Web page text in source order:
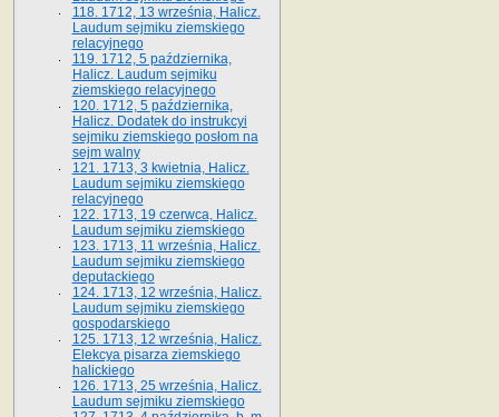
118. 1712, 13 września, Halicz.
Laudum sejmiku ziemskiego
relacyjnego
119. 1712, 5 października,
Halicz. Laudum sejmiku
ziemskiego relacyjnego
120. 1712, 5 października,
Halicz. Dodatek do instrukcyi
sejmiku ziemskiego posłom na
sejm walny
121. 1713, 3 kwietnia, Halicz.
Laudum sejmiku ziemskiego
relacyjnego
122. 1713, 19 czerwca, Halicz.
Laudum sejmiku ziemskiego
123. 1713, 11 września, Halicz.
Laudum sejmiku ziemskiego
deputackiego
124. 1713, 12 września, Halicz.
Laudum sejmiku ziemskiego
gospodarskiego
125. 1713, 12 września, Halicz.
Elekcya pisarza ziemskiego
halickiego
126. 1713, 25 września, Halicz.
Laudum sejmiku ziemskiego